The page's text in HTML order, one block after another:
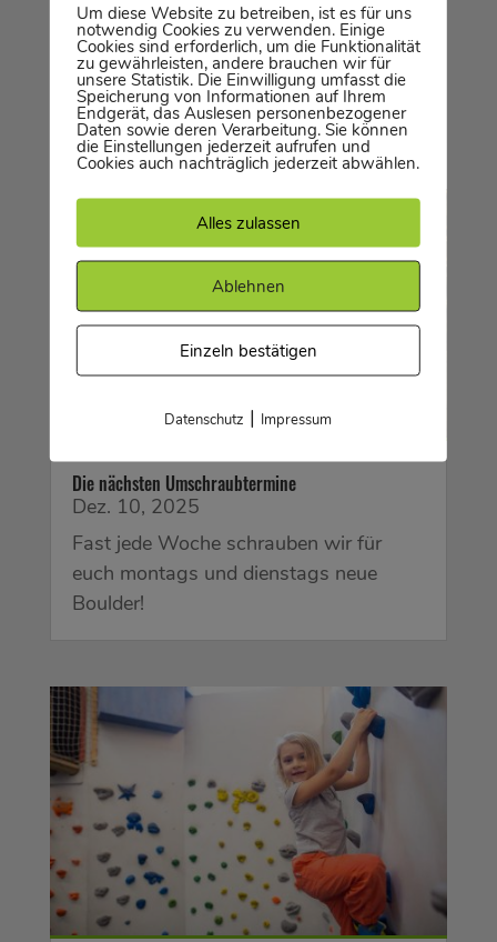
du definitiv von unserem Summer-
Special. Der Kauf einer Monatskarte
lohnt sich damit schon ab drei
Besuchen pro Monat! Jede Karte...
Die nächsten Umschraubtermine
Dez. 10, 2025
Fast jede Woche schrauben wir für
euch montags und dienstags neue
Boulder!
Um diese Website zu betreiben, ist es für uns
notwendig Cookies zu verwenden. Einige
Cookies sind erforderlich, um die Funktionalität
zu gewährleisten, andere brauchen wir für
unsere Statistik. Die Einwilligung umfasst die
Speicherung von Informationen auf Ihrem
Endgerät, das Auslesen personenbezogener
Daten sowie deren Verarbeitung. Sie können
die Einstellungen jederzeit aufrufen und
Cookies auch nachträglich jederzeit abwählen.
Alles zulassen
Ablehnen
Einzeln bestätigen
Datenschutz | Impressum